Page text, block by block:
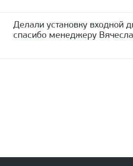
Делали установку входной
спасибо менеджеру